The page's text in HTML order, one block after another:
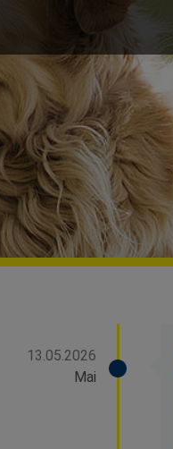
13.05.2026
Mai